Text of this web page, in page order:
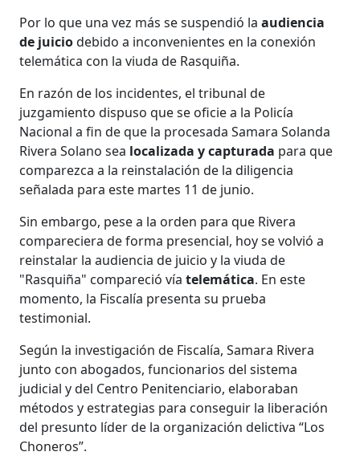
Por lo que una vez más se suspendió laaudiencia
de juiciodebido a inconvenientes en la conexión
telemática con la viuda de Rasquiña.
En razón de los incidentes, el tribunal de
juzgamiento dispuso que se oficie a la Policía
Nacional a fin de que la procesada Samara Solanda
Rivera Solano sea localizada y capturada para que
comparezca a la reinstalación de la diligencia
señalada para este martes 11 de junio.
Sin embargo, pese a la orden para que Rivera
compareciera de forma presencial, hoy se volvió a
reinstalar la audiencia de juicio y la viuda de
"Rasquiña" compareció víatelemática. En este
momento, la Fiscalía presenta su prueba
testimonial.
Según la investigación de Fiscalía, Samara Rivera
junto con abogados, funcionarios del sistema
judicial y del Centro Penitenciario, elaboraban
métodos y estrategias para conseguir la liberación
del presunto líder de la organización delictiva “Los
Choneros”.